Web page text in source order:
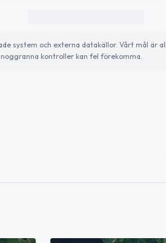
system och externa datakällor. Vårt mål är
noggranna kontroller kan fel förekomma.